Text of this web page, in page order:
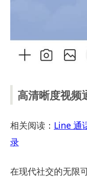
高清晰度视频
相关阅读： Line 通
录
在现代社交的无限